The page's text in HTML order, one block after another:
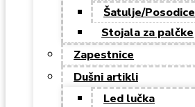
Šatulje/Posodice
Stojala za palčke
Zapestnice
Dušni artikli
Led lučka